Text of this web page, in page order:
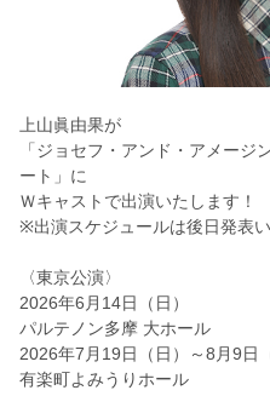
上山眞由果が
「ジョセフ・アンド・アメージ
ート」に
Ｗキャストで出演いたします！
※出演スケジュールは後日発表い
〈東京公演〉
2026年6月14日（日）
パルテノン多摩 大ホール
2026年7月19日（日）～8月9日
有楽町よみうりホール